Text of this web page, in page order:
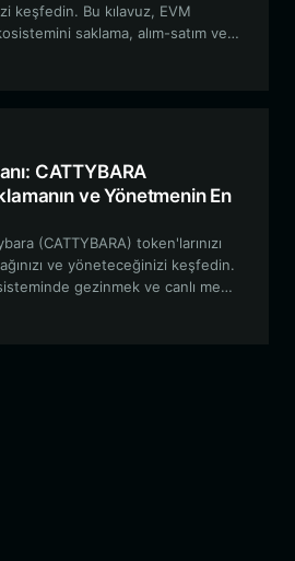
keşfedin. Bu kılavuz, EVM
saklama, alım-satım ve
konularındaki temel bilgileri
CATTYBARA
ve Yönetmenin En
(CATTYBARA) token'larınızı
ve yöneteceğinizi keşfedin.
gezinmek ve canlı meme
için neden kendi kendine